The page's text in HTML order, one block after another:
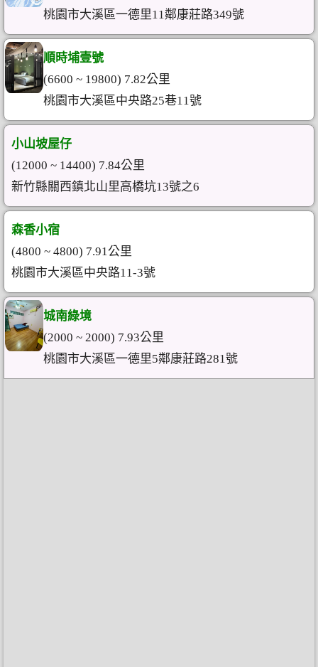
桃園市大溪區一德里11鄰康莊路349號
順時埔壹號
(6600 ~ 19800) 7.82公里
桃園市大溪區中央路25巷11號
小山坡屋仔
(12000 ~ 14400) 7.84公里
新竹縣關西鎮北山里高橋坑13號之6
森香小宿
(4800 ~ 4800) 7.91公里
桃園市大溪區中央路11-3號
城南綠境
(2000 ~ 2000) 7.93公里
桃園市大溪區一德里5鄰康莊路281號